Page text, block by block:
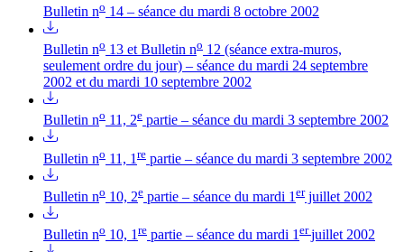
Bulletin no 14 – séance du mardi 8 octobre 2002
Bulletin no 13 et Bulletin no 12 (séance extra-muros,
seulement ordre du jour) – séance du mardi 24 septembre
2002 et du mardi 10 septembre 2002
Bulletin no 11, 2e partie – séance du mardi 3 septembre 2002
Bulletin no 11, 1 re partie – séance du mardi 3 septembre 2002
Bulletin no 10, 2e partie – séance du mardi 1 erjuillet 2002
Bulletin no 10, 1 re partie – séance du mardi 1 erjuillet 2002